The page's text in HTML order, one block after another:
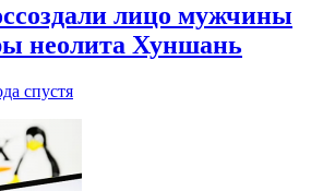
лицо мужчины
неолита Хуншань
спустя